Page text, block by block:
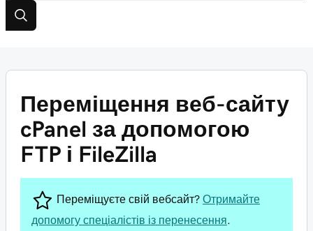
Переміщення веб-сайту
cPanel за допомогою
FTP і FileZilla
Переміщуєте свій вебсайт? Отримайте
допомогу спеціалістів із перенесення